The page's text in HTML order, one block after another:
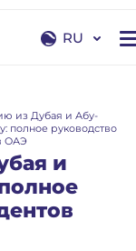
RU
RU
из Дубая и Абу-
полное руководство
ОАЭ
и